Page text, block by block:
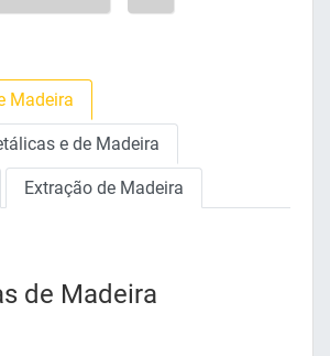
Madeira
e de Madeira
Extração de Madeira
de Madeira